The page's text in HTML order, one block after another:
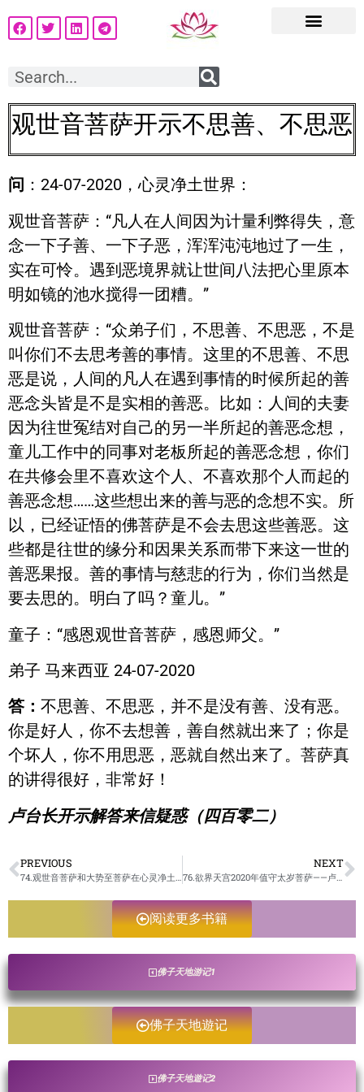
观世音菩萨开示不思善、不思恶
问 ：24-07-2020，心灵净土世界：
观世音菩萨：“凡人在人间因为计量利弊得失，意
念一下子善、一下子恶，浑浑沌沌地过了一生，
实在可怜。遇到恶境界就让世间八法把心里原本
明如镜的池水搅得一团糟。”
观世音菩萨：“众弟子们，不思善、不思恶，不是
叫你们不去思考善的事情。这里的不思善、不思
恶是说，人间的凡人在遇到事情的时候所起的善
恶念头皆是不是实相的善恶。比如：人间的夫妻
因为往世冤结对自己的另一半所起的善恶念想，
童儿工作中的同事对老板所起的善恶念想，你们
在共修会里不喜欢这个人、不喜欢那个人而起的
善恶念想……这些想出来的善与恶的念想不实。所
以，已经证悟的佛菩萨是不会去思这些善恶。这
些都是往世的缘分和因果关系而带下来这一世的
善恶果报。善的事情与慈悲的行为，你们当然是
要去思的。明白了吗？童儿。”
童子：“感恩观世音菩萨，感恩师父。”
弟子 马来西亚 24-07-2020
答： 不思善、不思恶，并不是没有善、没有恶。
你是好人，你不去想善，善自然就出来了；你是
个坏人，你不用思恶，恶就自然出来了。菩萨真
的讲得很好，非常好！
卢台长开示解答来信疑惑（四百零二）
PREVIOUS
74.观世音菩萨和大势至菩萨在心灵净土给童子们说法/佛子天地遊记-未成册
NEXT
76.欲界天宫2020年值守太岁菩萨——卢秘大将军开示/佛子天地遊记-未成册
阅读更多书籍
佛子天地游记1
佛子天地遊记
佛子天地遊记2